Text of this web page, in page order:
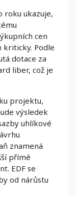
roku ukazuje,
cen
Podle
dotace za
liber, což je
projektu,
výsledek
uhlíkové
znamená
přímé
EDF se
od nárůstu